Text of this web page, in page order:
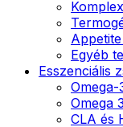
Egyéb
Esszenciális
Omega-
Omega
CLA és